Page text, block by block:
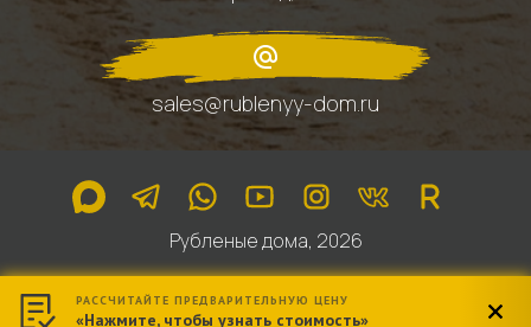
sales@rublenyy-dom.ru
Рубленые дома, 2026
РАССЧИТАЙТЕ ПРЕДВАРИТЕЛЬНУЮ ЦЕНУ
«Нажмите, чтобы узнать стоимость»